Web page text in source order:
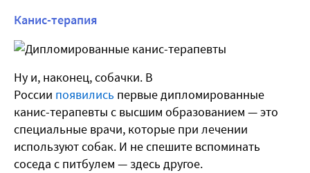
Канис-терапия
Ну и, наконец, собачки. В
России появились первые дипломированные
канис-терапевты с высшим образованием — это
специальные врачи, которые при лечении
используют собак. И не спешите вспоминать
соседа с питбулем — здесь другое.